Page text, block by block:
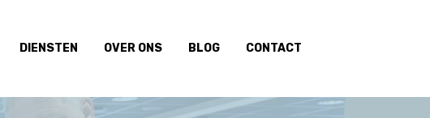
DIENSTEN OVER ONS BLOG CONTACT